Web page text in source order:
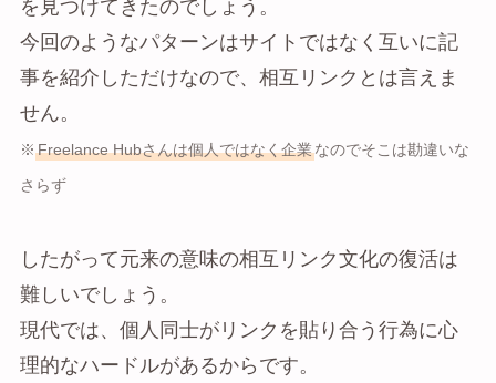
を見つけてきたのでしょう。
今回のようなパターンはサイトではなく互いに記
事を紹介しただけなので、相互リンクとは言えま
せん。
※ Freelance Hubさんは個人ではなく企業なのでそこは勘違いな
さらず
したがって元来の意味の相互リンク文化の復活は
難しいでしょう。
現代では、個人同士がリンクを貼り合う行為に心
理的なハードルがあるからです。